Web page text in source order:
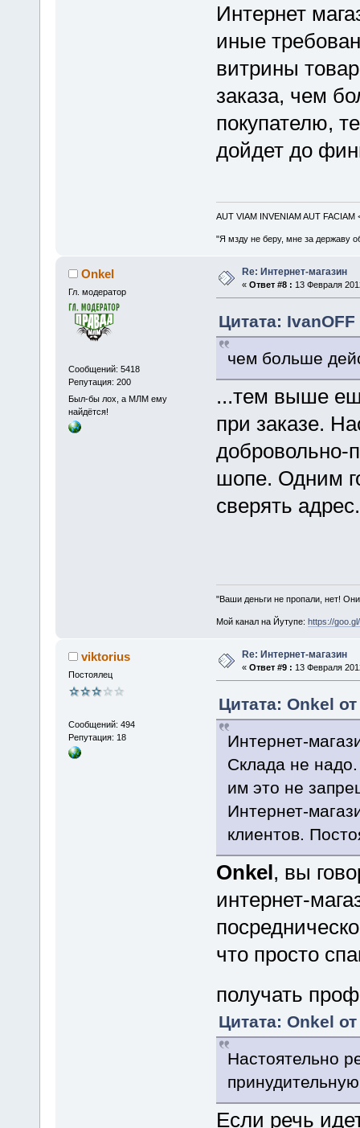
Интернет
иные
витрины
заказа, чем
покупателю,
дойдет до
AUT VIAM INVENIAM AUT FACIAM
"Я мзду не беру, мне за державу
Onkel
Гл. модератор
Сообщений: 5418
Репутация: 200
Был-бы лох, а МЛМ ему
найдётся!
Re: Интернет-магазин
« Ответ #8 : 13 Февраля
Цитата:
чем больше
...тем выше
при заказе.
добровольно-
шопе. Одним
сверять адрес.
"Ваши деньги не пропали, нет!
Мой канал на Йутупе: https://
viktorius
Постоялец
Сообщений: 494
Репутация: 18
Re: Интернет-магазин
« Ответ #9 : 13 Февраля
Цитата: Onkel
Интернет-
Склада не
им это не
Интернет-
клиентов.
Onkel, вы
интернет-
что просто
получать
Цитата: Onkel
Настоятельно
Если речь